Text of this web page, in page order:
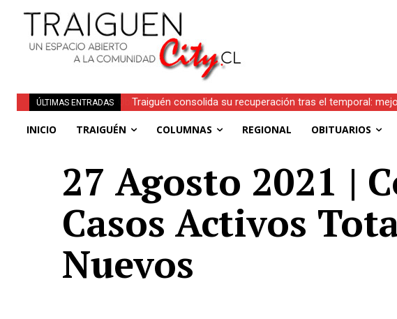
ÚLTIMAS ENTRADAS
Traiguén consolida su recuperación tras el temporal:
INICIO TRAIGUÉN COLUMNAS REGIONAL OBITUARIOS
27 Agosto 2021 |
Casos Activos
Nuevos